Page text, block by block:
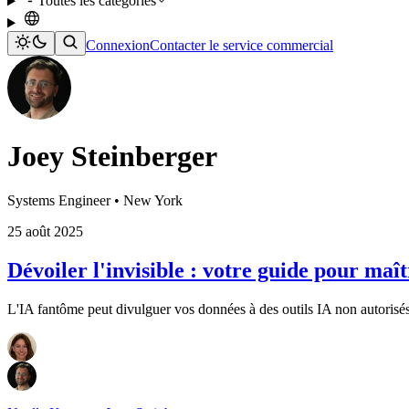
ConnexionContacter le service commercial
Joey Steinberger
Systems Engineer • New York
25 août 2025
Dévoiler l'invisible : votre guide pour
L'IA fantôme peut divulguer vos données à des outils IA non